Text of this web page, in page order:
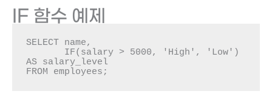
IF 함수 예제
SELECT name,
AS salary_level
FROM employees;